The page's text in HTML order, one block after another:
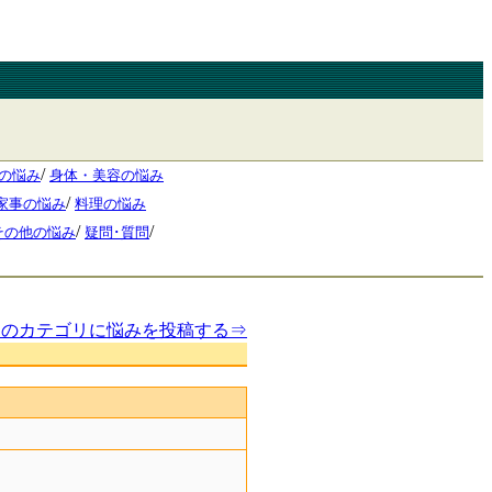
悩み/ 身体・美容の悩み
事の悩み/ 料理の悩み
の他の悩み/ 疑問･質問/
のカテゴリに悩みを投稿する⇒